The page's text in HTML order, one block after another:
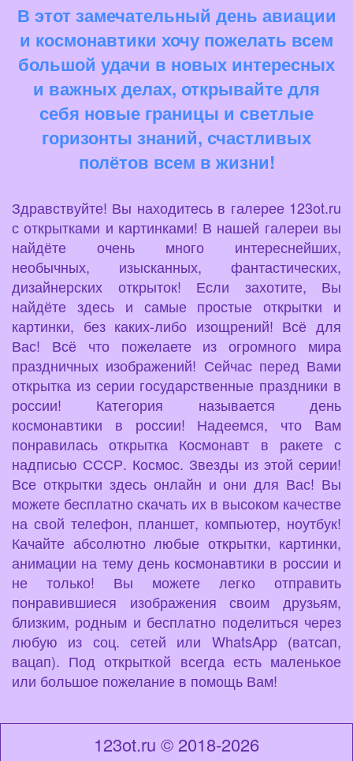
В этот замечательный день авиации
и космонавтики хочу пожелать всем
большой удачи в новых интересных
и важных делах, открывайте для
себя новые границы и светлые
горизонты знаний, счастливых
полётов всем в жизни!
Здравствуйте! Вы находитесь в галерее 123ot.ru
с открытками и картинками! В нашей галереи вы
найдёте очень много интереснейших,
необычных, изысканных, фантастических,
дизайнерских открыток! Если захотите, Вы
найдёте здесь и самые простые открытки и
картинки, без каких-либо изощрений! Всё для
Вас! Всё что пожелаете из огромного мира
праздничных изображений! Сейчас перед Вами
открытка из серии государственные праздники в
россии! Категория называется день
космонавтики в россии! Надеемся, что Вам
понравилась открытка Космонавт в ракете с
надписью СССР. Космос. Звезды из этой серии!
Все открытки здесь онлайн и они для Вас! Вы
можете бесплатно скачать их в высоком качестве
на свой телефон, планшет, компьютер, ноутбук!
Качайте абсолютно любые открытки, картинки,
анимации на тему день космонавтики в россии и
не только! Вы можете легко отправить
понравившиеся изображения своим друзьям,
близким, родным и бесплатно поделиться через
любую из соц. сетей или WhatsApp (ватсап,
вацап). Под открыткой всегда есть маленькое
или большое пожелание в помощь Вам!
123ot.ru © 2018-2026